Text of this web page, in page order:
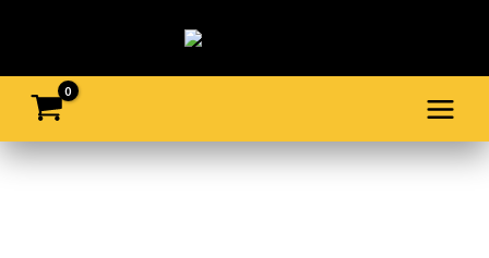
contenido